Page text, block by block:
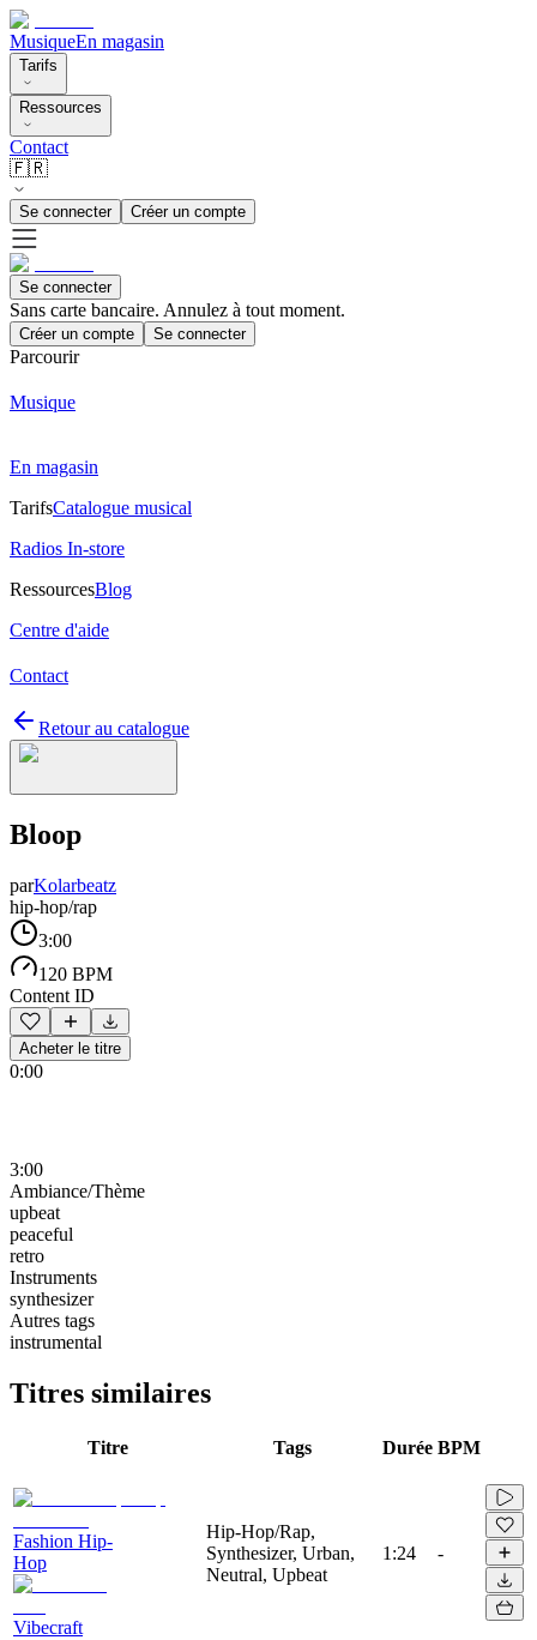
MusiqueEn magasin
Tarifs
Ressources
Contact
🇫🇷
Se connecter Créer un compte
Se connecter
Sans carte bancaire. Annulez à tout moment.
Créer un compte Se connecter
Parcourir
Musique
En magasin
TarifsCatalogue musical
Radios In-store
RessourcesBlog
Centre d'aide
Contact
Retour au catalogue
Bloop
parKolarbeatz
hip-hop/rap
3:00
120 BPM
Content ID
Acheter le titre
0:00
3:00
Ambiance/Thème
upbeat
peaceful
retro
Instruments
synthesizer
Autres tags
instrumental
Titres similaires
Titre Tags Durée BPM
Fashion Hip-
Hop
Vibecraft
Hip-Hop/Rap,
Synthesizer, Urban,
Neutral, Upbeat
1:24 -